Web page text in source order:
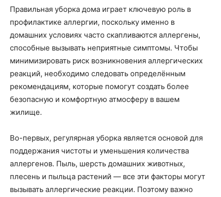
Правильная уборка дома играет ключевую роль в
профилактике аллергии, поскольку именно в
домашних условиях часто скапливаются аллергены,
способные вызывать неприятные симптомы. Чтобы
минимизировать риск возникновения аллергических
реакций, необходимо следовать определённым
рекомендациям, которые помогут создать более
безопасную и комфортную атмосферу в вашем
жилище.
Во-первых, регулярная уборка является основой для
поддержания чистоты и уменьшения количества
аллергенов. Пыль, шерсть домашних животных,
плесень и пыльца растений — все эти факторы могут
вызывать аллергические реакции. Поэтому важно